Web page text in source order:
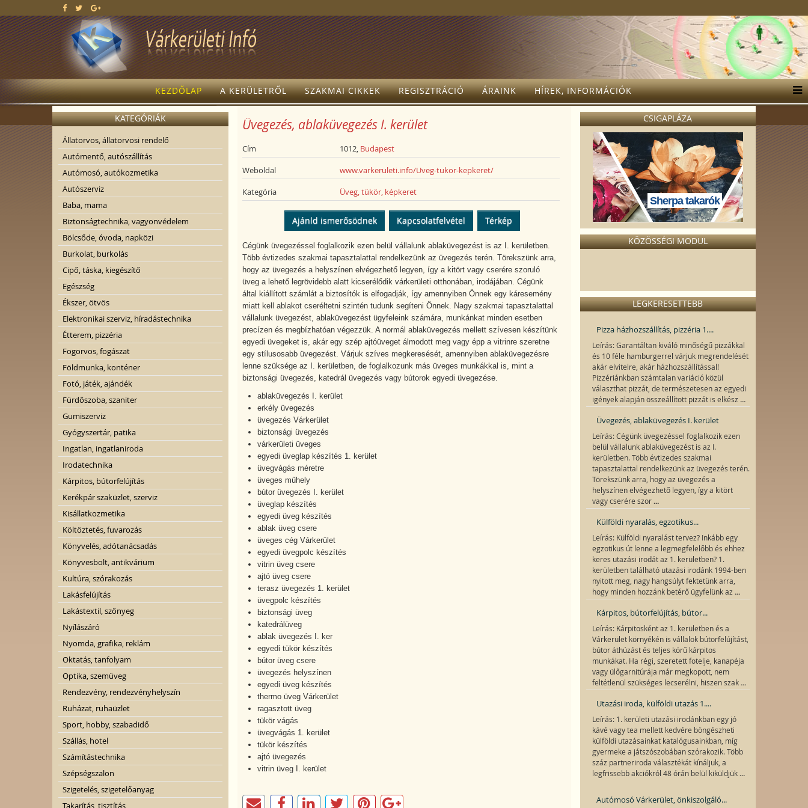
KEZDŐLAP A KERÜLETRŐL SZAKMAI CIKKEK REGISZTRÁCIÓ ÁRAINK HÍREK, INFORMÁCIÓK
KATEGÓRIÁK
Állatorvos, állatorvosi rendelő
Autómentő, autószállítás
Autómosó, autókozmetika
Autószerviz
Baba, mama
Biztonságtechnika, vagyonvédelem
Bölcsőde, óvoda, napközi
Burkolat, burkolás
Cipő, táska, kiegészítő
Egészség
Ékszer, ötvös
Elektronikai szerviz, híradástechnika
Étterem, pizzéria
Fogorvos, fogászat
Földmunka, konténer
Fotó, játék, ajándék
Fürdőszoba, szaniter
Gumiszerviz
Gyógyszertár, patika
Ingatlan, ingatlaniroda
Irodatechnika
Kárpitos, bútorfelújítás
Kerékpár szaküzlet, szerviz
Kisállatkozmetika
Költöztetés, fuvarozás
Könyvelés, adótanácsadás
Könyvesbolt, antikvárium
Kultúra, szórakozás
Lakásfelújítás
Lakástextil, szőnyeg
Nyílászáró
Nyomda, grafika, reklám
Oktatás, tanfolyam
Optika, szemüveg
Rendezvény, rendezvényhelyszín
Ruházat, ruhaüzlet
Sport, hobby, szabadidő
Szállás, hotel
Számítástechnika
Szépségszalon
Szigetelés, szigetelőanyag
Takarítás, tisztítás
Üvegezés, ablaküvegezés I. kerület
Cím 1012, Budapest
Weboldal www.varkeruleti.info/Uveg-tukor-kepkeret/
Kategória Üveg, tükör, képkeret
Ajánld ismerősödnek Kapcsolatfelvétel Térkép
Cégünk üvegezéssel foglalkozik ezen belül vállalunk ablaküvegezést is az I. kerületben.
Több évtizedes szakmai tapasztalattal rendelkezünk az üvegezés terén. Törekszünk arra,
hogy az üvegezés a helyszínen elvégezhető legyen, így a kitört vagy cserére szoruló
üveg a lehető legrövidebb alatt kicserélődik várkerületi otthonában, irodájában. Cégünk
által kiállított számlát a biztosítók is elfogadják, így amennyiben Önnek egy káresemény
miatt kell ablakot cseréltetni szintén tudunk segíteni Önnek. Nagy szakmai tapasztalattal
vállalunk üvegezést, ablaküvegezést ügyfeleink számára, munkánkat minden esetben
precízen és megbízhatóan végezzük. A normál ablaküvegezés mellett szívesen készítünk
egyedi üvegeket is, akár egy szép ajtóüveget álmodott meg vagy épp a vitrinre szeretne
egy stílusosabb üvegezést. Várjuk szíves megkeresését, amennyiben ablaküvegezésre
lenne szüksége az I. kerületben, de foglalkozunk más üveges munkákkal is, mint a
biztonsági üvegezés, katedrál üvegezés vagy bútorok egyedi üvegezése.
ablaküvegezés I. kerület
erkély üvegezés
üvegezés Várkerület
biztonsági üvegezés
várkerületi üveges
egyedi üveglap készítés 1. kerület
üvegvágás méretre
üveges műhely
bútor üvegezés I. kerület
üveglap készítés
egyedi üveg készítés
ablak üveg csere
üveges cég Várkerület
egyedi üvegpolc készítés
vitrin üveg csere
ajtó üveg csere
terasz üvegezés 1. kerület
üvegpolc készítés
biztonsági üveg
katedrálüveg
ablak üvegezés I. ker
egyedi tükör készítés
bútor üveg csere
üvegezés helyszínen
egyedi üveg készítés
thermo üveg Várkerület
ragasztott üveg
tükör vágás
üvegvágás 1. kerület
tükör készítés
ajtó üvegezés
vitrin üveg I. kerület
CSIGAPLÁZA
Sherpa takarók
KÖZÖSSÉGI MODUL
LEGKERESETTEBB
Pizza házhozszállítás, pizzéria 1....
Leírás: Garantáltan kiváló minőségű pizzákkal
és 10 féle hamburgerrel várjuk megrendelését
akár elvitelre, akár házhozszállítással!
Pizzériánkban számtalan variáció közül
választhat pizzát, de természetesen az egyedi
igények alapján összeállított pizzát is elkész ...
Üvegezés, ablaküvegezés I. kerület
Leírás: Cégünk üvegezéssel foglalkozik ezen
belül vállalunk ablaküvegezést is az I.
kerületben. Több évtizedes szakmai
tapasztalattal rendelkezünk az üvegezés terén.
Törekszünk arra, hogy az üvegezés a
helyszínen elvégezhető legyen, így a kitört
vagy cserére szor ...
Külföldi nyaralás, egzotikus...
Leírás: Külföldi nyaralást tervez? Inkább egy
egzotikus út lenne a legmegfelelőbb és ehhez
keres utazási irodát az 1. kerületben? 1.
kerületben található utazási irodánk 1994-ben
nyitott meg, nagy hangsúlyt fektetünk arra,
hogy minden hozzánk betérő ügyfelünk az ...
Kárpitos, bútorfelújítás, bútor...
Leírás: Kárpitosként az 1. kerületben és a
Várkerület környékén is vállalok bútorfelújítást,
bútor áthúzást és teljes körű kárpitos
munkákat. Ha régi, szeretett fotelje, kanapéja
vagy ülőgarnitúrája már megkopott, nem
feltétlenül szükséges lecserélni, hiszen szak ...
Utazási iroda, külföldi utazás 1....
Leírás: 1. kerületi utazási irodánkban egy jó
kávé vagy tea mellett kedvére böngészheti
külföldi utazásainkat katalógusainkban, míg
gyermeke a játszószobában szórakozik. Több
száz partneriroda választékát kínáljuk, a
legfrissebb akciókról 48 órán belül kiküldjük ...
Autómosó Várkerület, önkiszolgáló...